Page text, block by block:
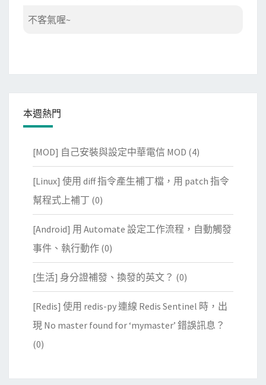
不客氣喔~
本週熱門
[MOD] 自己安裝與設定中華電信 MOD (4)
[Linux] 使用 diff 指令產生補丁檔，用 patch 指令
幫程式上補丁 (0)
[Android] 用 Automate 設定工作流程，自動觸發
事件、執行動作 (0)
[生活] 身分證補發、換發的英文？ (0)
[Redis] 使用 redis-py 連線 Redis Sentinel 時，出
現 No master found for ‘mymaster’ 錯誤訊息？
(0)